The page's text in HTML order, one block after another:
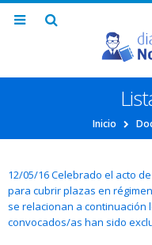
Inicio
12/05/16 Celebrado el acto
para cubrir plazas en
se relacionan a
convocados/as han sido